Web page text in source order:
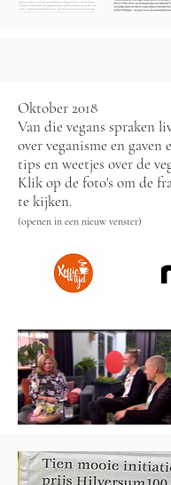
Oktober 2018
Van die vegans spraken
over veganisme en gaven
tips en weetjes over de
Klik op de foto's om de
te kijken.
(openen in een nieuw venster)